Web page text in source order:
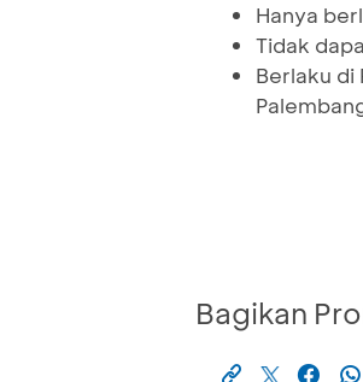
Hanya
Tidak
Berlaku di
Bagikan